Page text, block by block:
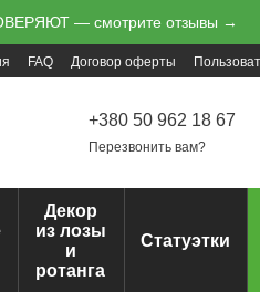
— смотрите отзывы →
FAQ Договор оферты
+380 50 962 18 67
Перезвонить вам?
Декор
из лозы
и
ротанга
Статуэтки